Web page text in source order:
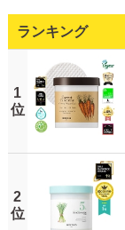
ランキング
1
位
2
位